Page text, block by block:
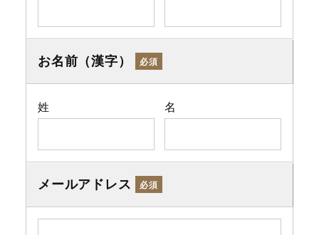
お名前（漢字） 必須
姓 名
メールアドレス 必須